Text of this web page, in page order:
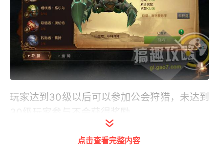
玩家达到30级以后可以参加公会狩猎，未达到
30级玩家参与不会获得奖励。
点击冒险-日常活动-公会狩猎，选择BOSS即
点击查看完整内容